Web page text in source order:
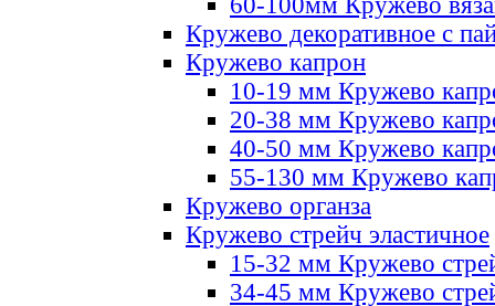
Кружево декоративное с
Кружево капрон
10-19 мм Кружево
20-38 мм Кружево
40-50 мм Кружево
55-130 мм Кружево
Кружево органза
Кружево стрейч эластичное
15-32 мм Кружево
34-45 мм Кружево